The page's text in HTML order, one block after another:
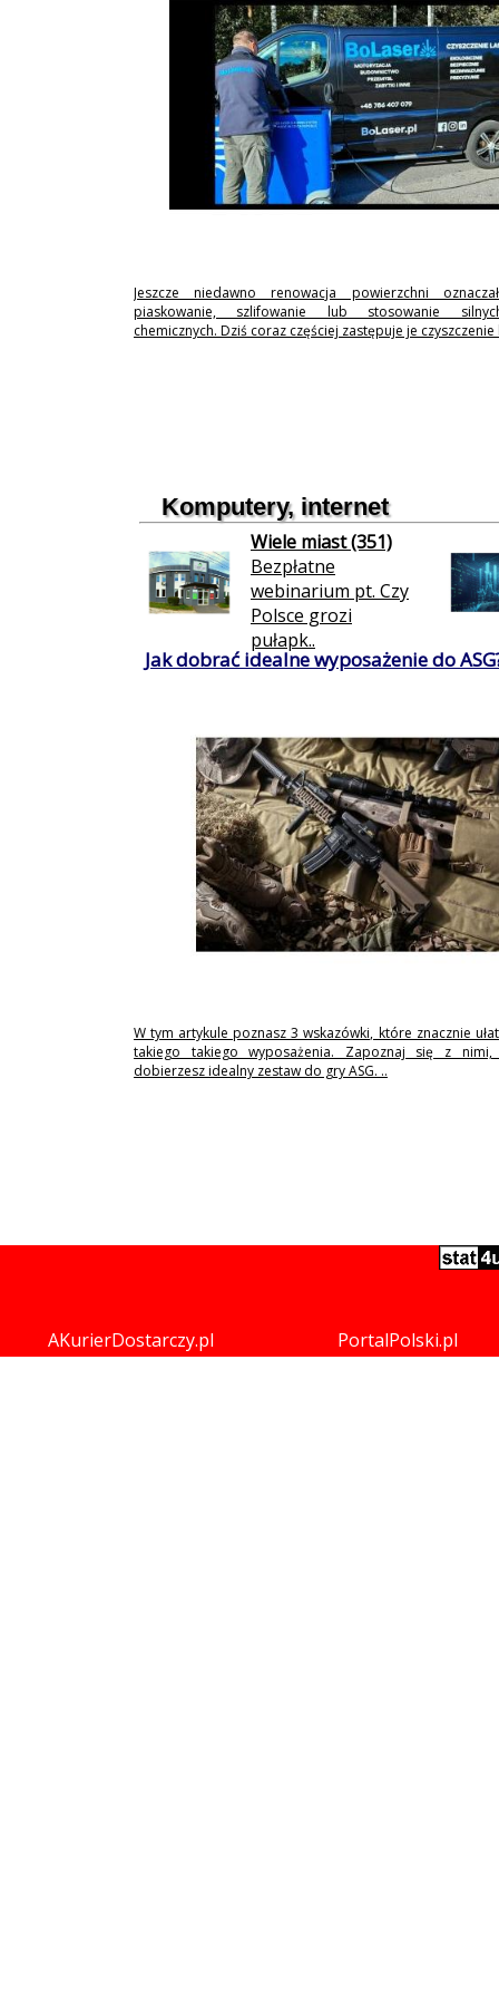
Jeszcze niedawno renowacja powierzchni
piaskowanie, szlifowanie lub stosowanie
chemicznych. Dziś coraz częściej zastępuje je
Komputery, internet
Wiele miast (351)
Bezpłatne
webinarium pt. Czy
Polsce grozi
pułapk..
Jak dobrać idealne wyposażenie do
W tym artykule poznasz 3 wskazówki, które znacznie
takiego takiego wyposażenia. Zapoznaj się z
dobierzesz idealny zestaw do gry ASG. ..
AKurierDostarczy.pl PortalPolski.pl